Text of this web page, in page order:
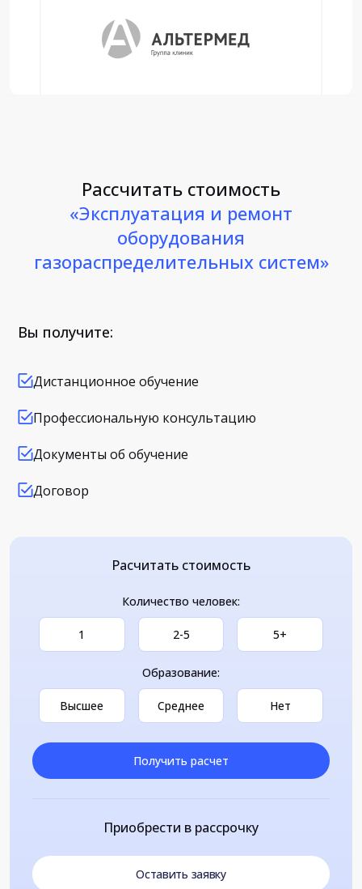
Рассчитать стоимость
«Эксплуатация и ремонт
оборудования
газораспределительных систем»
Вы получите:
Дистанционное обучение
Профессиональную консультацию
Документы об обучение
Договор
Расчитать стоимость
Количество человек:
1 2-5 5+
Образование:
Высшее Среднее Нет
Получить расчет
Приобрести в рассрочку
Оставить заявку